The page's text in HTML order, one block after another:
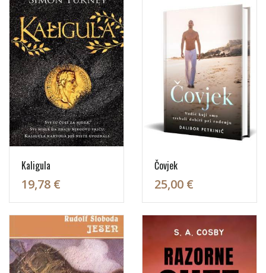
Kaligula
19,78 €
Čovjek
25,00 €